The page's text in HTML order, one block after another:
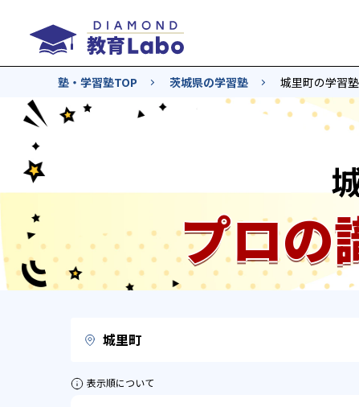
塾・学習塾TOP 茨城県の学習塾 城里町の学習塾
プロの
城里町
表示順について